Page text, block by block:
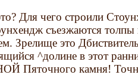
Для чего строили
съезжаются
Зрелище это
^долине в этот
Пяточного камня!